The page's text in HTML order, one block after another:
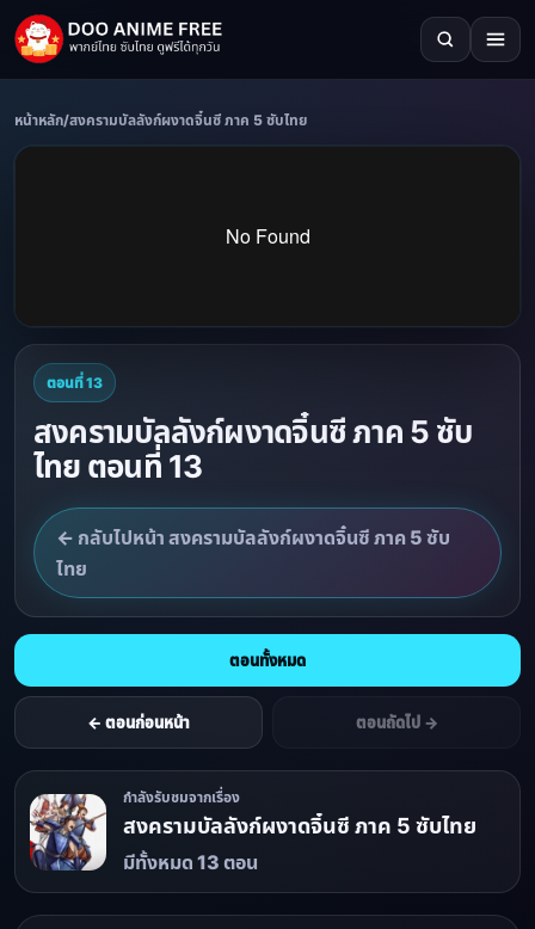
หน้าหลัก/สงครามบัลลังก์ผงาดจิ๋นซี ภาค 5 ซับไทย
ตอนที่ 13
สงครามบัลลังก์ผงาดจิ๋นซี ภาค 5 ซับ
ไทย ตอนที่ 13
← กลับไปหน้า สงครามบัลลังก์ผงาดจิ๋นซี ภาค 5 ซับ
ไทย
← ตอนก่อนหน้า
ตอนทั้งหมด
ตอนถัดไป →
กำลังรับชมจากเรื่อง
สงครามบัลลังก์ผงาดจิ๋นซี ภาค 5 ซับไทย
มีทั้งหมด 13 ตอน